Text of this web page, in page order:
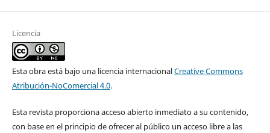
Licencia
Esta obra está bajo una licencia internacionalCreative Commons
Atribución-NoComercial 4.0.
Esta revista proporciona acceso abierto inmediato a su contenido,
con base en el principio de ofrecer al público un acceso libre a las